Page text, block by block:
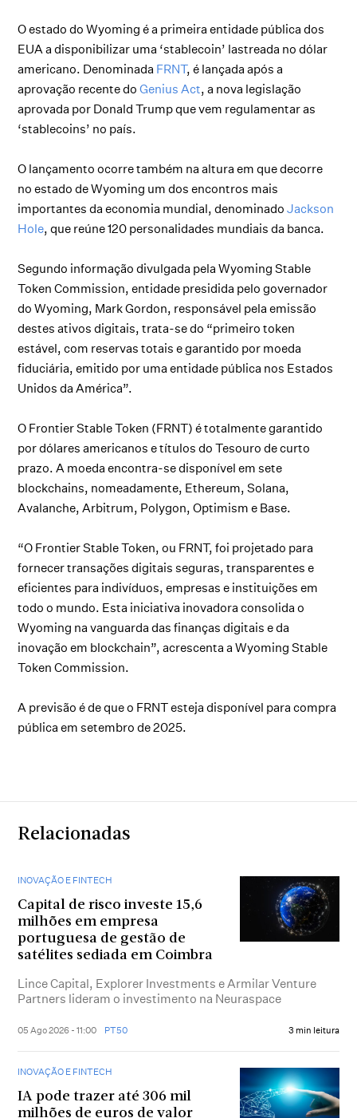
O estado do Wyoming é a primeira entidade pública dos
EUA a disponibilizar uma ‘stablecoin’ lastreada no dólar
americano. Denominada FRNT, é lançada após a
aprovação recente doGenius Act, a nova legislação
aprovada por Donald Trump que vem regulamentar as
‘stablecoins’ no país.
O lançamento ocorre também na altura em que decorre
no estado de Wyoming um dos encontros mais
importantes da economia mundial, denominadoJackson
Hole, que reúne 120 personalidades mundiais da banca.
Segundo informação divulgada pela Wyoming Stable
Token Commission, entidade presidida pelo governador
do Wyoming, Mark Gordon, responsável pela emissão
destes ativos digitais, trata-se do “primeiro token
estável, com reservas totais e garantido por moeda
fiduciária, emitido por uma entidade pública nos Estados
Unidos da América”.
O Frontier Stable Token (FRNT) é totalmente garantido
por dólares americanos e títulos do Tesouro de curto
prazo. A moeda encontra-se disponível em sete
blockchains, nomeadamente, Ethereum, Solana,
Avalanche, Arbitrum, Polygon, Optimism e Base.
“O Frontier Stable Token, ou FRNT, foi projetado para
fornecer transações digitais seguras, transparentes e
eficientes para indivíduos, empresas e instituições em
todo o mundo. Esta iniciativa inovadora consolida o
Wyoming na vanguarda das finanças digitais e da
inovação em blockchain”, acrescenta a Wyoming Stable
Token Commission.
A previsão é de que o FRNT esteja disponível para compra
pública em setembro de 2025.
Relacionadas
INOVAÇÃO E FINTECH
Capital de risco investe 15,6
milhões em empresa
portuguesa de gestão de
satélites sediada em Coimbra
Lince Capital, Explorer Investments e Armilar Venture
Partners lideram o investimento na Neuraspace
05 Ago 2026 - 11:00 PT50 3 min leitura
INOVAÇÃO E FINTECH
IA pode trazer até 306 mil
milhões de euros de valor